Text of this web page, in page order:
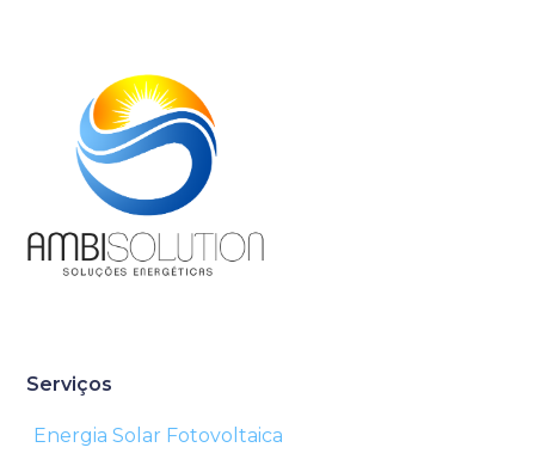
Serviços
Energia Solar Fotovoltaica